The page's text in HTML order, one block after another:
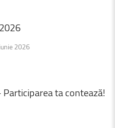
2026
2026
Participareatacontează!